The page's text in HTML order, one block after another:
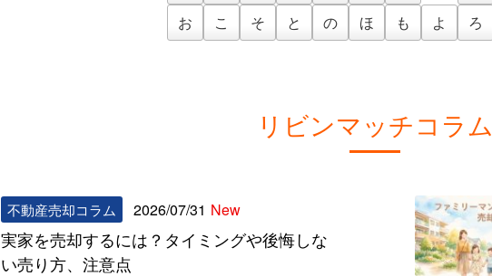
お
こ
そ
と
の
ほ
も
よ
ろ
リビンマッチコラム
不動産売却コラム 2026/07/31 New
実家を売却するには？タイミングや後悔しな
い売り方、注意点